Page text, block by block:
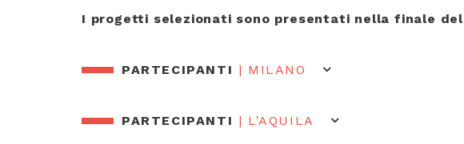
I progetti selezionati sono presentati nella finale
PARTECIPANTI | MILANO
PARTECIPANTI | L'AQUILA